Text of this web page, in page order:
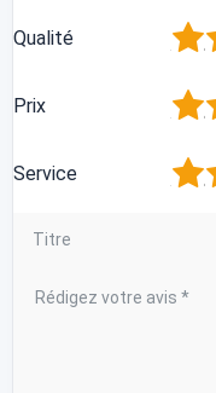
Qualité 2
Prix 2
Service 2